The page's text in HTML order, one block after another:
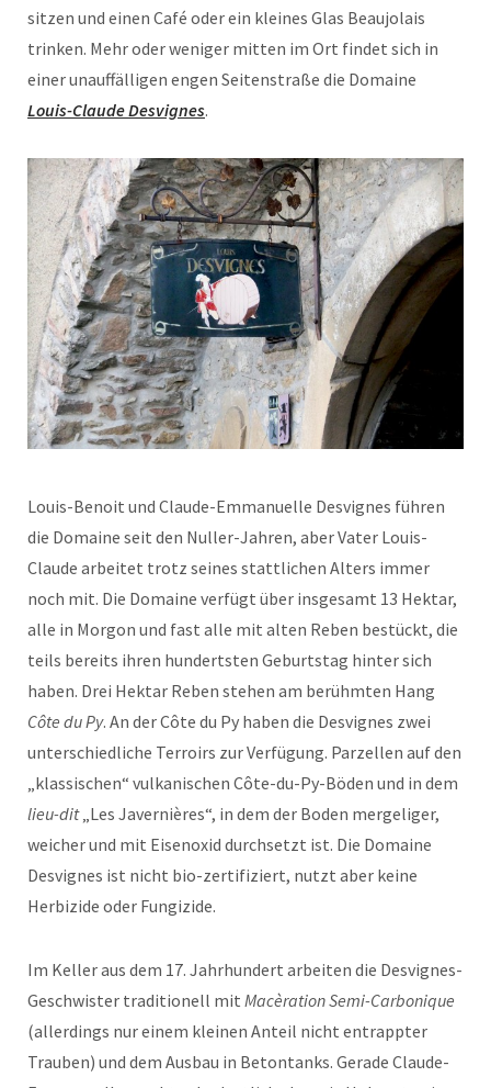
sitzen und einen Café oder ein kleines Glas Beaujolais
trinken. Mehr oder weniger mitten im Ort findet sich in
einer unauffälligen engen Seitenstraße die Domaine
Louis-Claude Desvignes.
Louis-Benoit und Claude-Emmanuelle Desvignes führen
die Domaine seit den Nuller-Jahren, aber Vater Louis-
Claude arbeitet trotz seines stattlichen Alters immer
noch mit. Die Domaine verfügt über insgesamt 13 Hektar,
alle in Morgon und fast alle mit alten Reben bestückt, die
teils bereits ihren hundertsten Geburtstag hinter sich
haben. Drei Hektar Reben stehen am berühmten Hang
Côte du Py. An der Côte du Py haben die Desvignes zwei
unterschiedliche Terroirs zur Verfügung. Parzellen auf den
„klassischen“ vulkanischen Côte-du-Py-Böden und in dem
lieu-dit„Les Javernières“, in dem der Boden mergeliger,
weicher und mit Eisenoxid durchsetzt ist. Die Domaine
Desvignes ist nicht bio-zertifiziert, nutzt aber keine
Herbizide oder Fungizide.
Im Keller aus dem 17. Jahrhundert arbeiten die Desvignes-
Geschwister traditionell mit Macèration Semi-Carbonique
(allerdings nur einem kleinen Anteil nicht entrappter
Trauben) und dem Ausbau in Betontanks. Gerade Claude-